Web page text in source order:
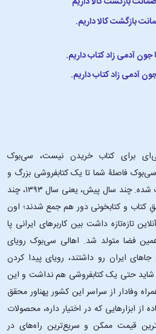
بازگشت کالا داریم.
آدمی زاد کتاب داریم.
برای کتاب خریدن نیست، سی‌بوک
سی‌بوک فاصلۀ شما تا یک کتابفروشی بزرگ و
پروپیمون تنها به اندازۀ یک کلیک شده. چند سال پیش، یعنی سال ۱۳۹۳، چند
کتاب و کتابخونی دور هم جمع شدند؛ اون‌
تازه‌تازه داشت بین کاربرهای ایرانی پا
فضا متولد شد. اهالی سی‌بوک رویای
ایران رو داشتند، رویای پیدا کردن
شاید حتی یک کتابفروشی هم نداشت و این
وفادار از سراسر این کشور پهناور محقق
از ابزارهایی که در اختیار داره، محصولات
قیمت ممکن و سریع‌ترین راه‌های در